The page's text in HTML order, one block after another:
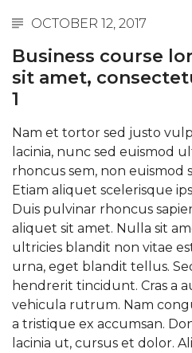
OCTOBER 12, 2017
Business course
sit amet,
1
Nam et tortor sed justo
lacinia, nunc sed euismod
rhoncus sem, non euismod
Etiam aliquet scelerisque
Duis pulvinar rhoncus
aliquet sit amet. Nulla sit
ultricies blandit non vitae
urna, eget blandit tellus.
hendrerit tincidunt. Cras a
vehicula rutrum. Nam
a tristique ex accumsan.
lacinia ut, cursus et dolor.